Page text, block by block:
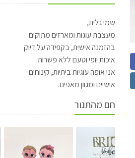
שמי גלית,
מעצבת עוגות ומארזים מתוקים
בהזמנה אישית, בקפידה על דיוק
איכות יופי וטעם ללא פשרות.
אני אופה עוגיות ביתיות, קינוחים
אישיים ומגוון מאפים.
חם מהתנור